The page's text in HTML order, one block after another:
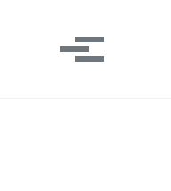
Toggle search